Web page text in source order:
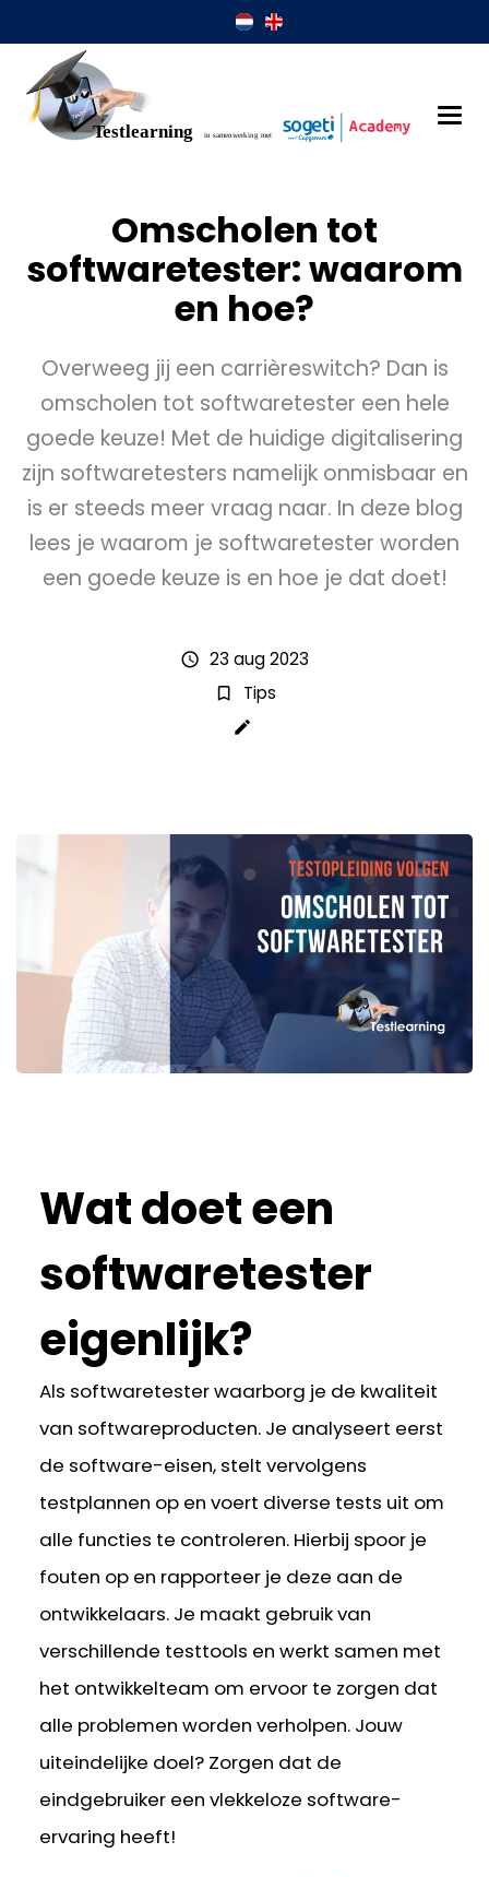
Omscholen tot
softwaretester: waarom
en hoe?
Overweeg jij een carrièreswitch? Dan is
omscholen tot softwaretester een hele
goede keuze! Met de huidige digitalisering
zijn softwaretesters namelijk onmisbaar en
is er steeds meer vraag naar. In deze blog
lees je waarom je softwaretester worden
een goede keuze is en hoe je dat doet!
schedule 23 aug 2023
bookmark_border Tips
create
Wat doet een
softwaretester
eigenlijk?
Als softwaretester waarborg je de kwaliteit
van softwareproducten. Je analyseert eerst
de software-eisen, stelt vervolgens
testplannen op en voert diverse tests uit om
alle functies te controleren. Hierbij spoor je
fouten op en rapporteer je deze aan de
ontwikkelaars. Je maakt gebruik van
verschillende testtools en werkt samen met
het ontwikkelteam om ervoor te zorgen dat
alle problemen worden verholpen. Jouw
uiteindelijke doel? Zorgen dat de
eindgebruiker een vlekkeloze software-
ervaring heeft!